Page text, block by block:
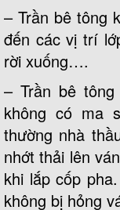
– Trần bê tông
đến các vị trí
rời xuống….
– Trần bê
không có ma
thường nhà
nhớt thải lên
khi lắp cốp
không bị hỏng